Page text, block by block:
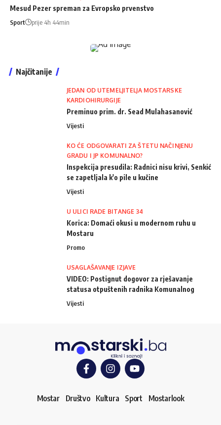
Mesud Pezer spreman za Evropsko prvenstvo
Sport prije 4h 44min
Najčitanije
JEDAN OD UTEMELJITELJA MOSTARSKE
KARDIOHIRURGIJE
Preminuo prim. dr. Sead Mulahasanović
Vijesti
KO ĆE ODGOVARATI ZA ŠTETU NAČINJENU
GRADU I JP KOMUNALNO?
Inspekcija presudila: Radnici nisu krivi, Senkić
se zapetljala k'o pile u kučine
Vijesti
U ULICI RADE BITANGE 34
Korica: Domaći okusi u modernom ruhu u
Mostaru
Promo
USAGLAŠAVANJE IZJAVE
VIDEO: Postignut dogovor za rješavanje
statusa otpuštenih radnika Komunalnog
Vijesti
Mostar Društvo Kultura Sport Mostarlook